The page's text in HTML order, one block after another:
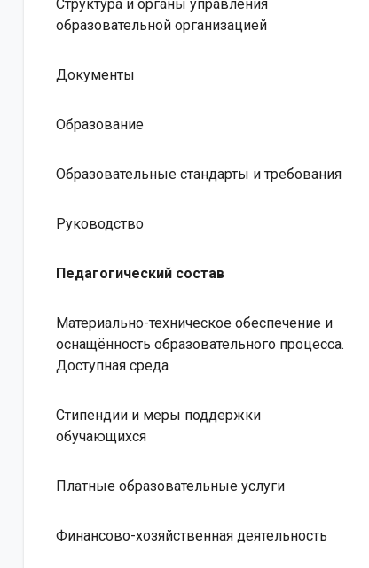
Структура и органы управления
образовательной организацией
Документы
Образование
Образовательные стандарты и требования
Руководство
Педагогический состав
Материально-техническое обеспечение и
оснащённость образовательного процесса.
Доступная среда
Стипендии и меры поддержки
обучающихся
Платные образовательные услуги
Финансово-хозяйственная деятельность